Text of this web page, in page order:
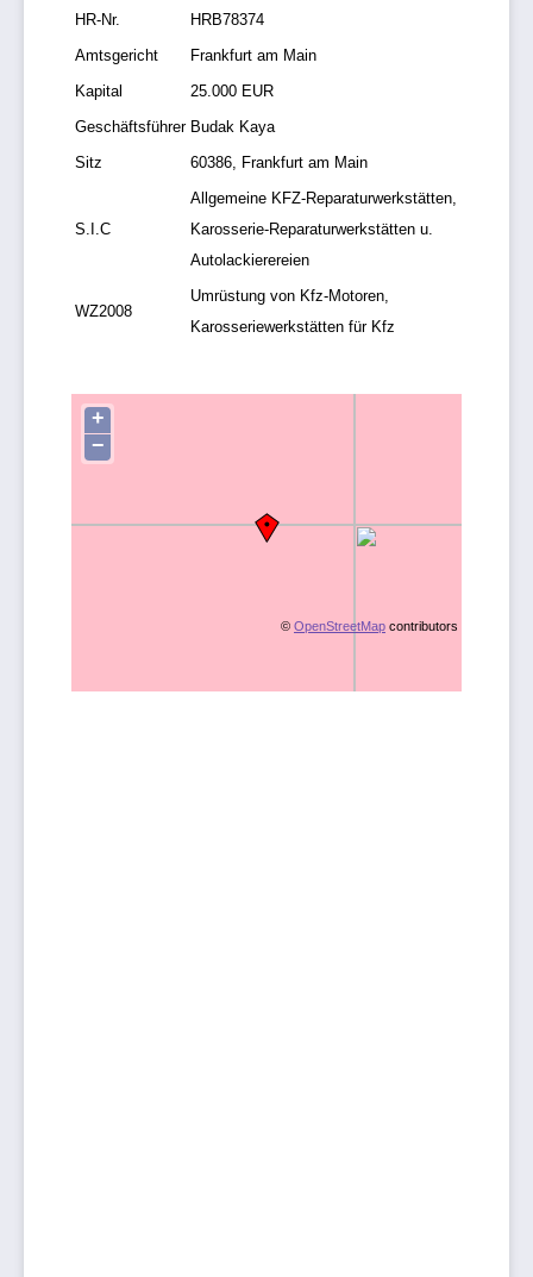
HR-Nr.
HRB78374
Amtsgericht
Frankfurt am Main
Kapital
25.000 EUR
Geschäftsführer Budak Kaya
Sitz
60386, Frankfurt am Main
S.I.C
Allgemeine KFZ-Reparaturwerkstätten,
Karosserie-Reparaturwerkstätten u.
Autolackierereien
WZ2008
Umrüstung von Kfz-Motoren,
Karosseriewerkstätten für Kfz
+
−
© OpenStreetMap contributors